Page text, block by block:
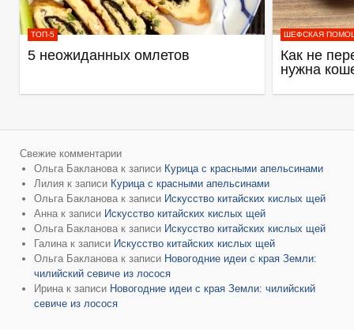
ТОП-5
5 неожиданных омлетов
ШЕФСКАЯ
Как не
нужна
Свежие комментарии
Ольга Бакланова к записи Курица с красными апельсинами
Лилия к записи Курица с красными апельсинами
Ольга Бакланова к записи Искусство китайских кислых щей
Анна к записи Искусство китайских кислых щей
Ольга Бакланова к записи Искусство китайских кислых щей
Галина к записи Искусство китайских кислых щей
Ольга Бакланова к записи Новогодние идеи с края Земли:
чилийский севиче из лосося
Ирина к записи Новогодние идеи с края Земли: чилийский
севиче из лосося